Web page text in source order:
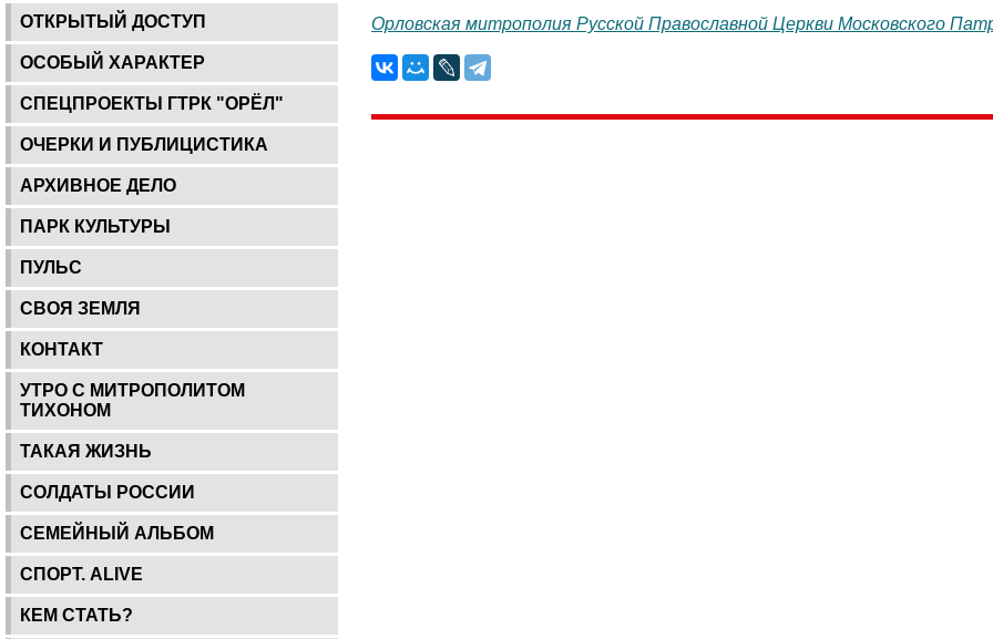
ОТКРЫТЫЙ ДОСТУП
ОСОБЫЙ ХАРАКТЕР
СПЕЦПРОЕКТЫ ГТРК "ОРЁЛ"
ОЧЕРКИ И ПУБЛИЦИСТИКА
АРХИВНОЕ ДЕЛО
ПАРК КУЛЬТУРЫ
ПУЛЬС
СВОЯ ЗЕМЛЯ
КОНТАКТ
УТРО С МИТРОПОЛИТОМ
ТИХОНОМ
ТАКАЯ ЖИЗНЬ
СОЛДАТЫ РОССИИ
СЕМЕЙНЫЙ АЛЬБОМ
СПОРТ. ALIVE
КЕМ СТАТЬ?
Орловская митрополия Русской Православной Церкви Московского